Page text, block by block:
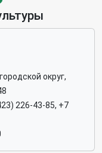
округ,
226-43-85, +7